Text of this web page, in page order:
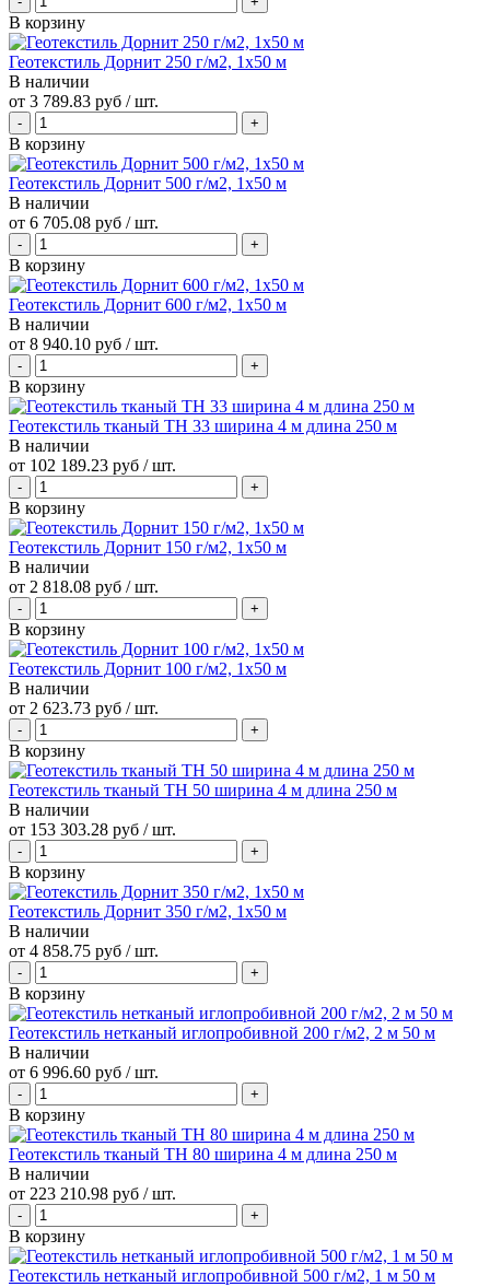
В корзину
Геотекстиль Дорнит 250 г/м2, 1х50 м
В наличии
от 3 789.83 руб / шт.
В корзину
Геотекстиль Дорнит 500 г/м2, 1х50 м
В наличии
от 6 705.08 руб / шт.
В корзину
Геотекстиль Дорнит 600 г/м2, 1х50 м
В наличии
от 8 940.10 руб / шт.
В корзину
Геотекстиль тканый ТН 33 ширина 4 м длина 250 м
В наличии
от 102 189.23 руб / шт.
В корзину
Геотекстиль Дорнит 150 г/м2, 1х50 м
В наличии
от 2 818.08 руб / шт.
В корзину
Геотекстиль Дорнит 100 г/м2, 1х50 м
В наличии
от 2 623.73 руб / шт.
В корзину
Геотекстиль тканый ТН 50 ширина 4 м длина 250 м
В наличии
от 153 303.28 руб / шт.
В корзину
Геотекстиль Дорнит 350 г/м2, 1х50 м
В наличии
от 4 858.75 руб / шт.
В корзину
Геотекстиль нетканый иглопробивной 200 г/м2, 2 м 50 м
В наличии
от 6 996.60 руб / шт.
В корзину
Геотекстиль тканый ТН 80 ширина 4 м длина 250 м
В наличии
от 223 210.98 руб / шт.
В корзину
Геотекстиль нетканый иглопробивной 500 г/м2, 1 м 50 м